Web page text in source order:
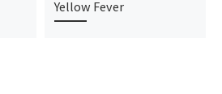
Yellow Fever